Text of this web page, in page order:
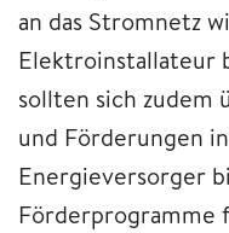
an das Stromnetz
Elektroinstallateur
sollten sich zudem
und Förderungen
Energieversorger
Förderprogramme